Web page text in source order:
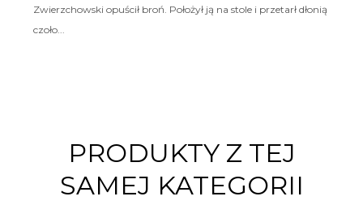
Zwierzchowski opuścił broń. Położył ją na stole i przetarł dłonią
czoło...
PRODUKTY Z TEJ
SAMEJ KATEGORII